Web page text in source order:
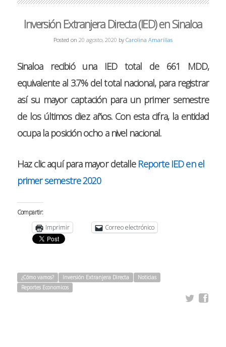
Inversión Extranjera Directa (IED) en Sinaloa
Posted on 20 agosto, 2020 by Carolina Amarillas
Sinaloarecibió una IED total de 661 MDD,
equivalente al 3.7% del total nacional, para registrar
así su mayor captación para un primer semestre
de los últimos diez años. Con esta cifra, la entidad
ocupa la posición ocho a nivel nacional.
Haz clic aquí para mayor detalle Reporte IED en el
primer semestre 2020
Compartir:
Imprimir
Correo electrónico
¿Cómo vamos? Inversión Extranjera Directa
Noticias
Reportes Economicos